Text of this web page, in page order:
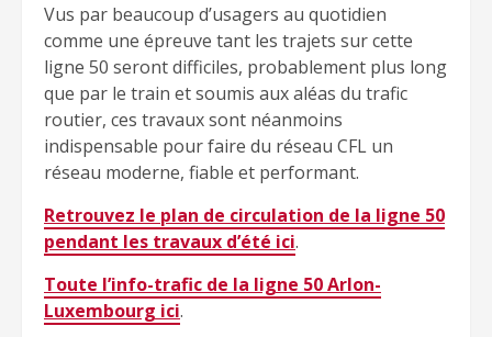
Vus par beaucoup d’usagers au quotidien
comme une épreuve tant les trajets sur cette
ligne 50 seront difficiles, probablement plus long
que par le train et soumis aux aléas du trafic
routier, ces travaux sont néanmoins
indispensable pour faire du réseau CFL un
réseau moderne, fiable et performant.
Retrouvez le plan de circulation de la ligne 50
pendant les travaux d’été ici.
Toute l’info-trafic de la ligne 50 Arlon-
Luxembourg ici.